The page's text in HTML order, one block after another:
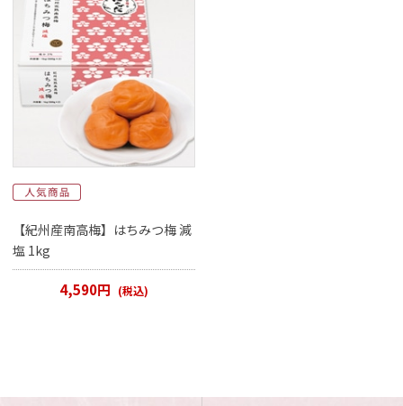
【紀州産南高梅】はちみつ梅 減
塩 1kg
4,590円 (税込)